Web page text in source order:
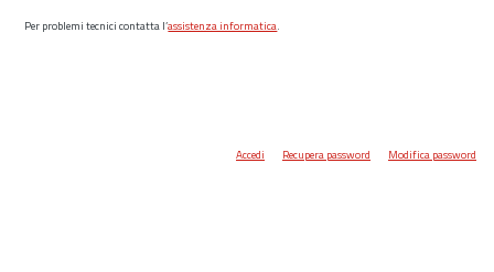
Per problemi tecnici contatta l’assistenza informatica.
Accedi Recupera password Modifica password